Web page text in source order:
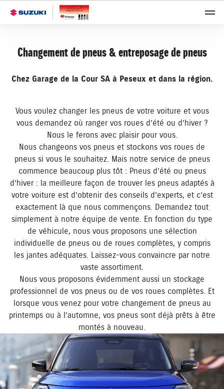
Changement de pneus & entreposage de pneus
Chez Garage de la Cour SA à Peseux et dans la région.
Vous voulez changer les pneus de votre voiture et vous
vous demandez où ranger vos roues d’été ou d’hiver ?
Nous le ferons avec plaisir pour vous.
Nous changeons vos pneus et stockons vos roues de
pneus si vous le souhaitez. Mais notre service de pneus
commence beaucoup plus tôt : Pneus d’été ou pneus
d’hiver : la meilleure façon de trouver les pneus adaptés à
votre voiture est d’obtenir des conseils d’experts, et c’est
exactement là que nous commençons. Demandez tout
simplement à notre équipe de vente. En fonction du type
de véhicule, nous vous proposons une sélection
individuelle de pneus ou de roues complètes, y compris
les jantes adéquates. Laissez-vous convaincre par notre
vaste assortiment.
Nous vous proposons évidemment aussi un stockage
professionnel de vos pneus ou de vos roues complètes. Et
lorsque vous venez pour votre changement de pneus au
printemps ou à l’automne, vos pneus sont déjà prêts à être
montés à nouveau.